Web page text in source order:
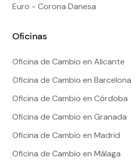
Euro - Corona Danesa
Oficinas
Oficina de Cambio en Alicante
Oficina de Cambio en Barcelona
Oficina de Cambio en Córdoba
Oficina de Cambio en Granada
Oficina de Cambio en Madrid
Oficina de Cambio en Málaga